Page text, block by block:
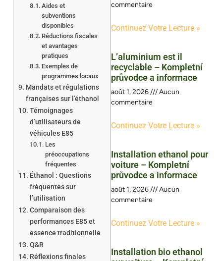
Aides et
subventions
disponibles
Réductions fiscales
et avantages
pratiques
Exemples de
programmes locaux
Mandats et régulations
françaises sur l’éthanol
Témoignages
d’utilisateurs de
véhicules E85
Les
préoccupations
fréquentes
Éthanol : Questions
fréquentes sur
l’utilisation
Comparaison des
performances E85 et
essence traditionnelle
Q&R
Réflexions finales
commentaire
Continuez Votre Lecture »
L’aluminium est il
recyclable – Kompletní
průvodce a informace
août 1, 2026
Aucun
commentaire
Continuez Votre Lecture »
Installation ethanol pour
voiture – Kompletní
průvodce a informace
août 1, 2026
Aucun
commentaire
Continuez Votre Lecture »
Installation bio ethanol